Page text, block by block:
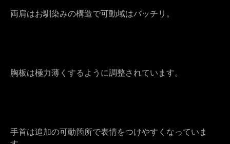
両肩はお馴染みの構造で可動域はバッチリ。
胸板は極力薄くするように調整されています。
手首は追加の可動箇所で表情をつけやすくなっていま